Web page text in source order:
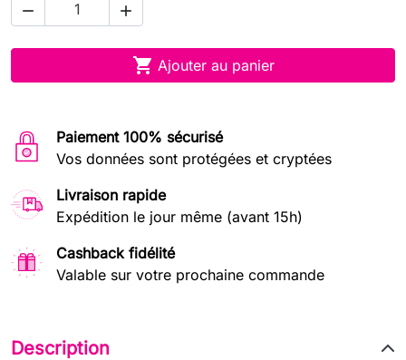
 
 Ajouter au panier
Paiement 100% sécurisé
Vos données sont protégées et cryptées
Livraison rapide
Expédition le jour même (avant 15h)
Cashback fidélité
Valable sur votre prochaine commande
Description